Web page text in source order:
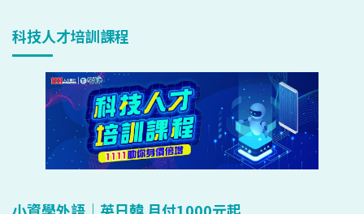
科技人才培訓課程